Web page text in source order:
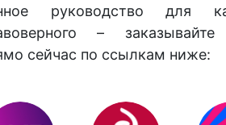
руководство для
– заказывайте
сейчас по ссылкам ниже: